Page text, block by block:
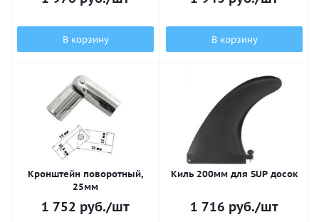
В корзину В корзину
Кронштейн поворотный,
25мм
1 752 руб./шт
Киль 200мм для SUP досок
1 716 руб./шт